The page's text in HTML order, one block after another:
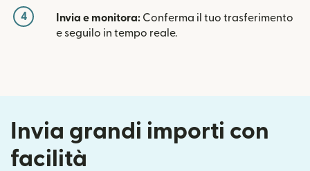
4 Invia e monitora: Conferma il tuo trasferimento
e seguilo in tempo reale.
Invia grandi importi con
facilità